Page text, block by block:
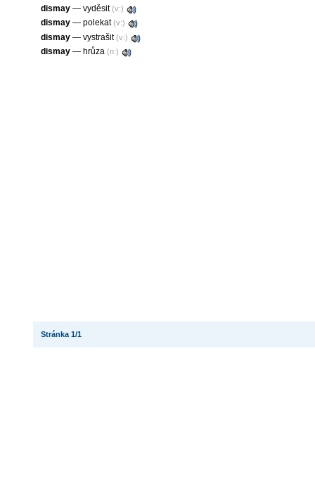
dismay — vyděsit(v:)
dismay — polekat(v:)
dismay — vystrašit(v:)
dismay — hrůza (n:)
Stránka 1/1